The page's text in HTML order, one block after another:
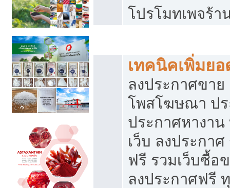
โปรโมทเพจร้า
เทคนิคเพิ่มย
ลงประกาศขา
โพสโฆษณา ป
ประกาศหางา
เว็บ ลงประกา
ฟรี รวมเว็บซื้อ
ลงประกาศฟรี